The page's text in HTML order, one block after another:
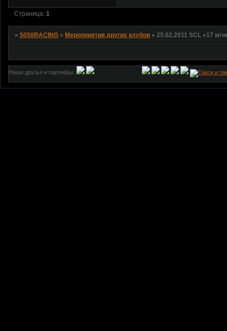
Страница:1
»5050RACING »Мероприятия других клубов »25.02.2011 SCL «17
Наши друзья и партнёры: